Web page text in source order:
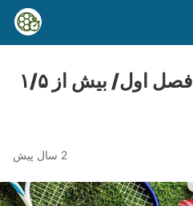
فولاد گلزن تر از نیم فصل اول/ بیش از ۱/۵
2 سال پیش